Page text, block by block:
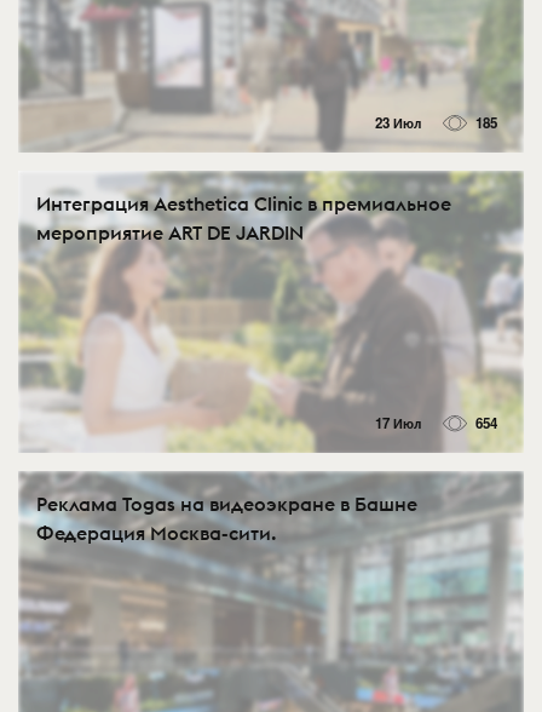
23 Июл 185
Интеграция Aesthetica Clinic в премиальное
мероприятие ART DE JARDIN
17 Июл 654
Реклама Togas на видеоэкране в Башне
Федерация Москва-сити.